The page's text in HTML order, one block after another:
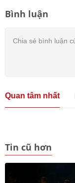
Bình luận
Quan tâm nhất
Tin cũ hơn